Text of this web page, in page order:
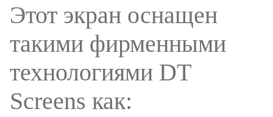
Этот экран оснащен
такими фирменными
технологиями DT
Screens как: